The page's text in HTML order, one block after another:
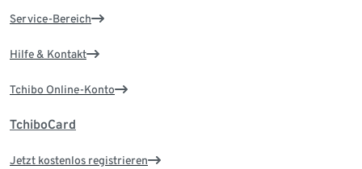
Service-Bereich
Hilfe & Kontakt
Tchibo Online-Konto
TchiboCard
Jetzt kostenlos registrieren